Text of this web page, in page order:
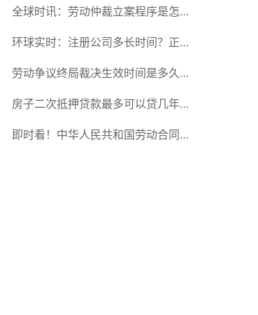
税和关税有哪些不同？反倾销税和关
税的区别是什么？ 天天热闻
全球时讯：劳动仲裁立案程序是怎么
规定的？劳动仲裁开庭后多久才出结
果？
环球实时：注册公司多长时间？正常
注册公司所需要的时间是多少？
劳动争议终局裁决生效时间是多久？
劳动争议终局裁决可以起诉吗？_天
天通讯
房子二次抵押贷款最多可以贷几年？
房子二次抵押后可以卖掉吗？-每日
即时看！中华人民共和国劳动合同法